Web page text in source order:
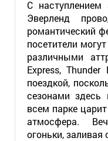
С
Эверленд
романтический
посетители
различными
Express,
поездкой,
сезонами
всем парке
атмосфера.
огоньки,